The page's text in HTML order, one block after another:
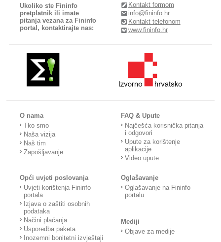
Ukoliko ste Fininfo
pretplatnik ili imate
pitanja vezana za Fininfo
portal, kontaktirajte nas:
Kontakt formom
info@fininfo.hr
Kontakt telefonom
www.fininfo.hr
O nama
Tko smo
Naša vizija
Naš tim
Zapošljavanje
FAQ & Upute
Najčešća korisnička pitanja
i odgovori
Upute za korištenje
aplikacije
Video upute
Opći uvjeti poslovanja
Uvjeti korištenja Fininfo
portala
Izjava o zaštiti osobnih
podataka
Načini plaćanja
Usporedba paketa
Inozemni bonitetni izvještaji
Oglašavanje
Oglašavanje na Fininfo
portalu
Mediji
Objave za medije